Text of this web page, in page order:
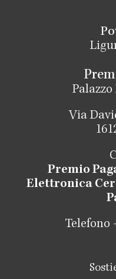
Via
Premio
Elettronica
Telefono